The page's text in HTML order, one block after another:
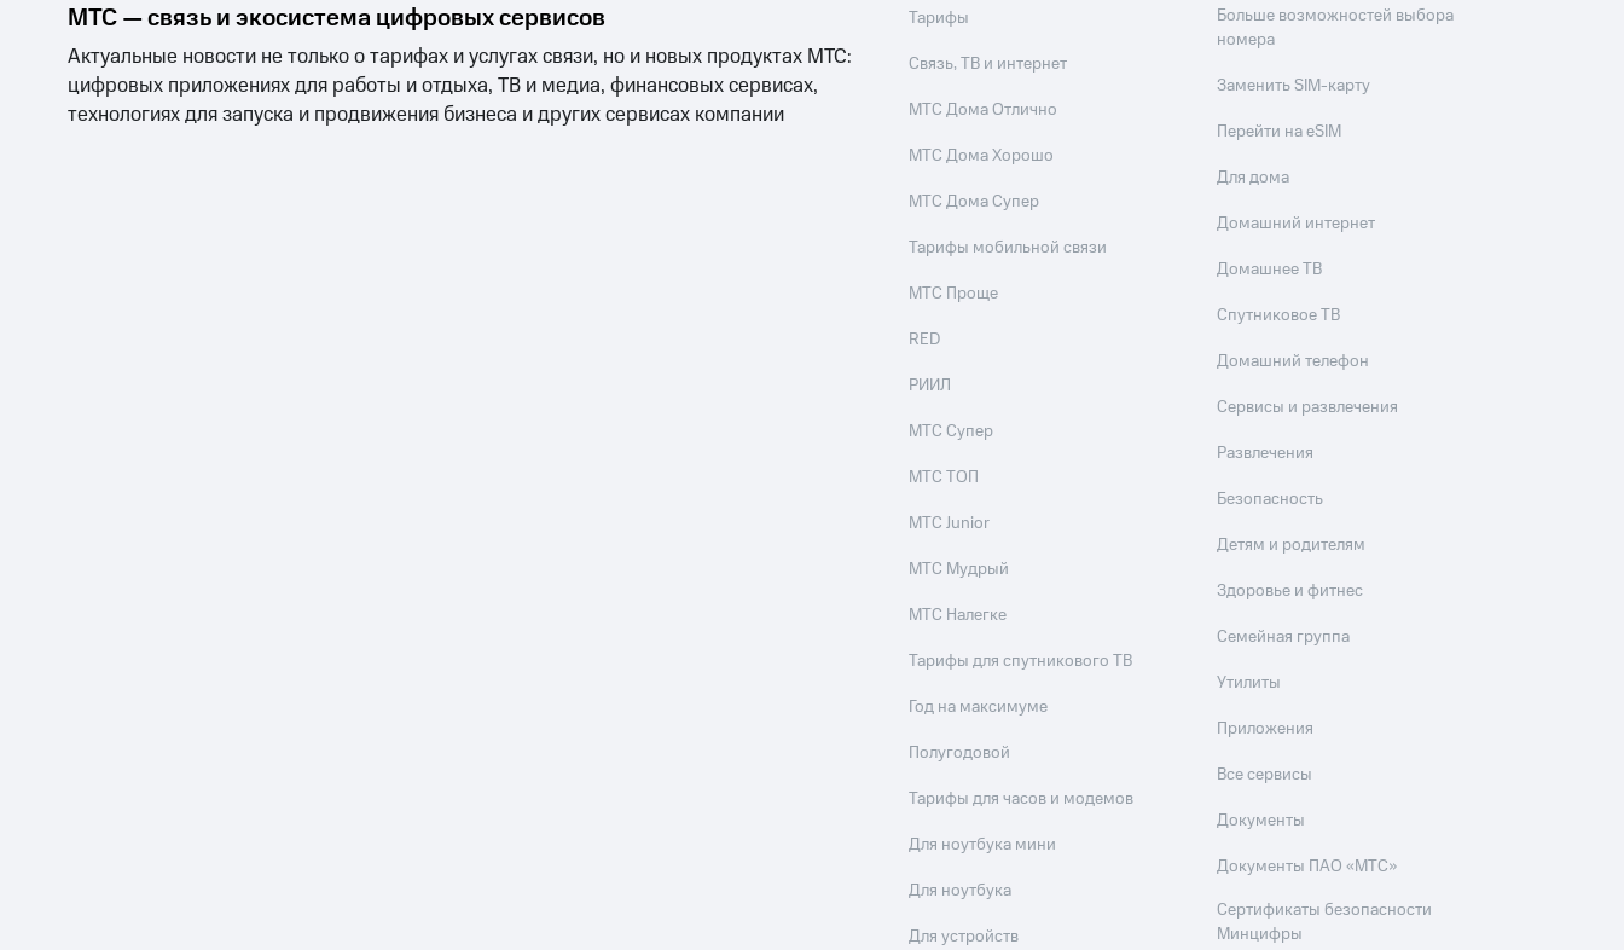
МТС — связь и экосистема цифровых сервисов
Актуальные новости не только о тарифах и услугах связи, но и новых продуктах МТС:
цифровых приложениях для работы и отдыха, ТВ и медиа, финансовых сервисах,
технологиях для запуска и продвижения бизнеса и других сервисах компании
Тарифы
Связь, ТВ и интернет
МТС Дома Отлично
МТС Дома Хорошо
МТС Дома Супер
Тарифы мобильной связи
МТС Проще
RED
РИИЛ
МТС Супер
МТС ТОП
МТС Junior
МТС Мудрый
МТС Налегке
Тарифы для спутникового ТВ
Год на максимуме
Полугодовой
Тарифы для часов и модемов
Для ноутбука мини
Для ноутбука
Для устройств
Больше возможностей выбора
номера
Заменить SIM-карту
Перейти на eSIM
Для дома
Домашний интернет
Домашнее ТВ
Спутниковое ТВ
Домашний телефон
Сервисы и развлечения
Развлечения
Безопасность
Детям и родителям
Здоровье и фитнес
Семейная группа
Утилиты
Приложения
Все сервисы
Документы
Документы ПАО «МТС»
Сертификаты безопасности
Минцифры